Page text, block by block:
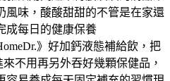
風味，酸酸甜甜的不管是在家還
成每日的健康保養
》好加鈣液態補給飲，把
不用再另外吞好幾顆保健品，